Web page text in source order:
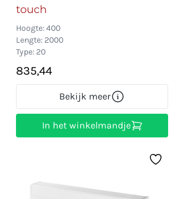
touch
Hoogte: 400
Lengte: 2000
Type: 20
835,44
Bekijk meer
In het winkelmandje